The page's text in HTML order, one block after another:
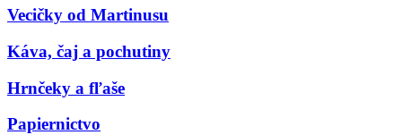
Vecičky od Martinusu
Káva, čaj a pochutiny
Hrnčeky a fľaše
Papiernictvo